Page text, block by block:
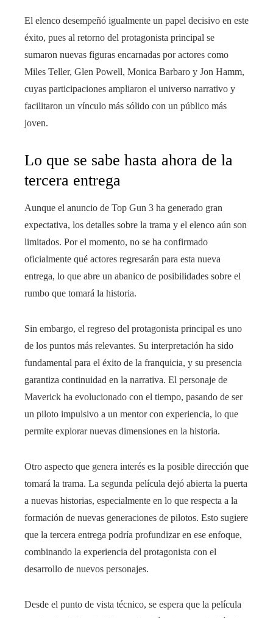
El elenco desempeñó igualmente un papel decisivo en este
éxito, pues al retorno del protagonista principal se
sumaron nuevas figuras encarnadas por actores como
Miles Teller, Glen Powell, Monica Barbaro y Jon Hamm,
cuyas participaciones ampliaron el universo narrativo y
facilitaron un vínculo más sólido con un público más
joven.
Lo que se sabe hasta ahora de la
tercera entrega
Aunque el anuncio de Top Gun 3 ha generado gran
expectativa, los detalles sobre la trama y el elenco aún son
limitados. Por el momento, no se ha confirmado
oficialmente qué actores regresarán para esta nueva
entrega, lo que abre un abanico de posibilidades sobre el
rumbo que tomará la historia.
Sin embargo, el regreso del protagonista principal es uno
de los puntos más relevantes. Su interpretación ha sido
fundamental para el éxito de la franquicia, y su presencia
garantiza continuidad en la narrativa. El personaje de
Maverick ha evolucionado con el tiempo, pasando de ser
un piloto impulsivo a un mentor con experiencia, lo que
permite explorar nuevas dimensiones en la historia.
Otro aspecto que genera interés es la posible dirección que
tomará la trama. La segunda película dejó abierta la puerta
a nuevas historias, especialmente en lo que respecta a la
formación de nuevas generaciones de pilotos. Esto sugiere
que la tercera entrega podría profundizar en ese enfoque,
combinando la experiencia del protagonista con el
desarrollo de nuevos personajes.
Desde el punto de vista técnico, se espera que la película